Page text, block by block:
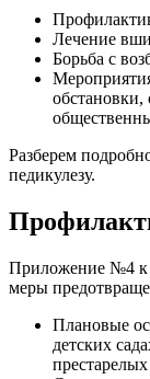
Лечение
Борьба с
обстановки,
Разберем
педикулезу.
Приложение №4 к
меры
Плановые
детских